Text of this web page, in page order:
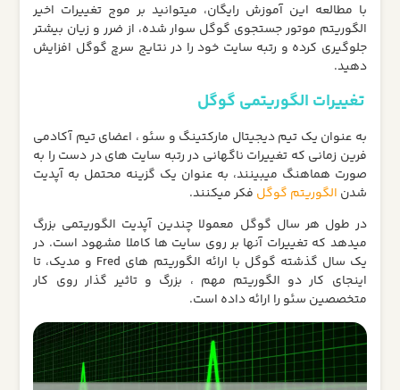
با مطالعه این آموزش رایگان، میتوانید بر موج تغییرات اخیر
الگوریتم موتور جستجوی گوگل سوار شده، از ضرر و زیان بیشتر
جلوگیری کرده و رتبه سایت خود را در نتایج سرچ گوگل افزایش
دهید.
تغییرات الگوریتمی گوگل
به عنوان یک تیم دیجیتال مارکتینگ و سئو ، اعضای تیم آکادمی
فرین زمانی که تغییرات ناگهانی در رتبه سایت های در دست را به
صورت هماهنگ میبینند، به عنوان یک گزینه محتمل به آپدیت
شدن الگوریتم گوگل فکر میکنند.
در طول هر سال گوگل معمولا چندین آپدیت الگوریتمی بزرگ
میدهد که تغییرات آنها بر روی سایت ها کاملا مشهود است. در
یک سال گذشته گوگل با ارائه الگوریتم های Fred و مدیک، تا
اینجای کار دو الگوریتم مهم ، بزرگ و تاثیر گذار روی کار
متخصصین سئو را ارائه داده است.